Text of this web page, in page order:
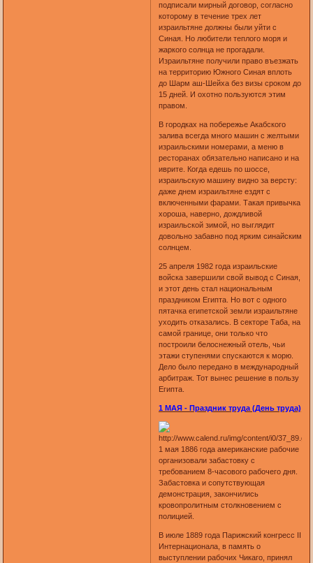
подписали мирный договор, согласно
которому в течение трех лет
израильтяне должны были уйти с
Синая. Но любители теплого моря и
жаркого солнца не прогадали.
Израильтяне получили право въезжать
на территорию Южного Синая вплоть
до Шарм аш-Шейха без визы сроком до
15 дней. И охотно пользуются этим
правом.
В городках на побережье Акабского
залива всегда много машин с желтыми
израильскими номерами, а меню в
ресторанах обязательно написано и на
иврите. Когда едешь по шоссе,
израильскую машину видно за версту:
даже днем израильтяне ездят с
включенными фарами. Такая привычка
хороша, наверно, дождливой
израильской зимой, но выглядит
довольно забавно под ярким синайским
солнцем.
25 апреля 1982 года израильские
войска завершили свой вывод с Синая,
и этот день стал национальным
праздником Египта. Но вот с одного
пятачка египетской земли израильтяне
уходить отказались. В секторе Таба, на
самой границе, они только что
построили белоснежный отель, чьи
этажи ступенями спускаются к морю.
Дело было передано в международный
арбитраж. Тот вынес решение в пользу
Египта.
1 МАЯ - Праздник труда (День труда)
1 мая 1886 года американские рабочие
организовали забастовку с
требованием 8-часового рабочего дня.
Забастовка и сопутствующая
демонстрация, закончились
кровопролитным столкновением с
полицией.
В июле 1889 года Парижский конгресс II
Интернационала, в память о
выступлении рабочих Чикаго, принял